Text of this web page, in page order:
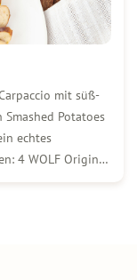
mit süß-
Potatoes
echtes
4 WOLF Original